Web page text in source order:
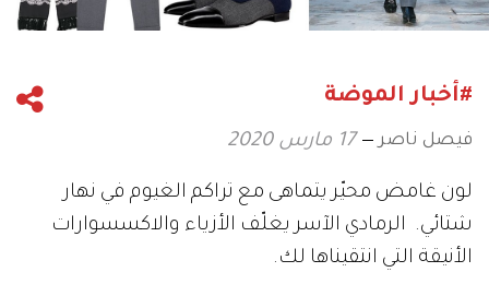
#أخبار الموضة
فيصل ناصر 17 مارس 2020
لون غامض محيّر يتماهى مع تراكم الغيوم في نهار
شتائي. الرمادي الآسر يغلّف الأزياء والاكسسوارات
الأنيقة التي انتقيناها لك.